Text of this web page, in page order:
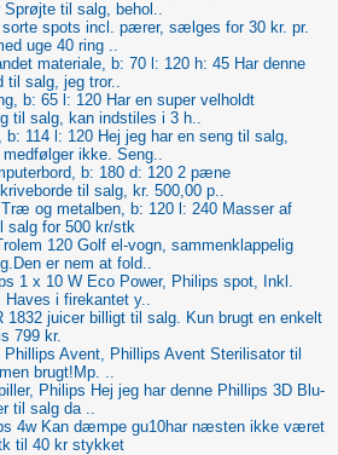
til salg, behol..
spots incl. pærer, sælges for 30 kr. pr.
uge 40 ring ..
materiale, b: 70 l: 120 h: 45 Har denne
til salg, jeg tror..
b: 65 l: 120 Har en super velholdt
til salg, kan indstiles i 3 h..
b: 114 l: 120 Hej jeg har en seng til salg,
ikke. Seng..
b: 180 d: 120 2 pæne
til salg, kr. 500,00 p..
og metalben, b: 120 l: 240 Masser af
salg for 500 kr/stk
120 Golf el-vogn, sammenklappelig
er nem at fold..
1 x 10 W Eco Power, Philips spot, Inkl.
i firekantet y..
1832 juicer billigt til salg. Kun brugt en enkelt
799 kr.
Phillips Avent, Phillips Avent Sterilisator til
brugt!Mp. ..
Philips Hej jeg har denne Phillips 3D Blu-
til salg da ..
4w Kan dæmpe gu10har næsten ikke været
til 40 kr stykket